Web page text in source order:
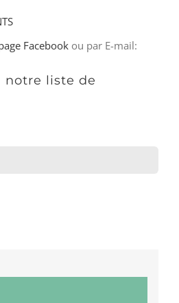
Facebook ou par E-mail:
notre liste de